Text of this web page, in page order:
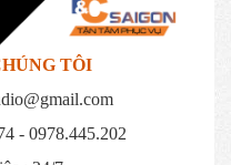
TÔI
- 0978.445.202